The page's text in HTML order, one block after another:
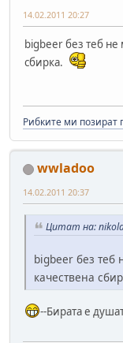
14.02.2011 20:27
bigbeer без теб
сбирка.
Рибките ми позират
wwladoo
14.02.2011 20:37
Цитат на:
bigbeer без теб
качествена
--Бирата е